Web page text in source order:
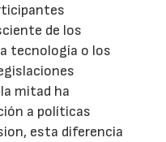
de los
tecnología o los
mitad ha
a políticas
esta diferencia